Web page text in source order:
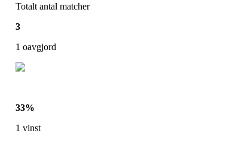
Totalt antal matcher
3
1 oavgjord
33%
1 vinst